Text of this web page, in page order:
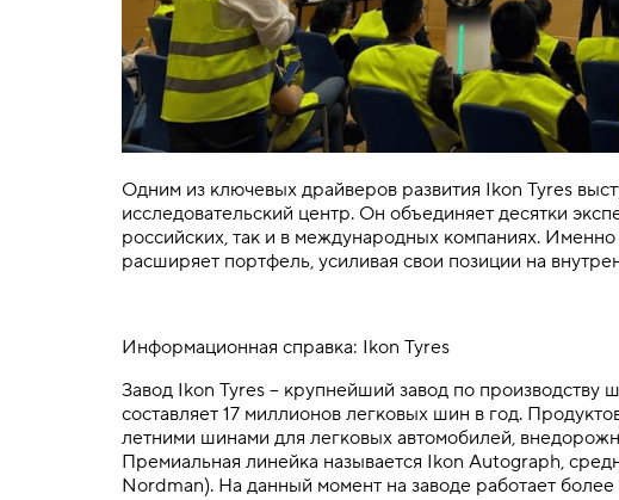
Одним из ключевых драйверов развития Ikon Tyres
исследовательский центр. Он объединяет десятки
российских, так и в международных компаниях.
расширяет портфель, усиливая свои позиции на
Информационная справка: Ikon Tyres
Завод Ikon Tyres – крупнейший завод по производству
составляет 17 миллионов легковых шин в год.
летними шинами для легковых автомобилей,
Премиальная линейка называется Ikon Autograph,
Nordman). На данный момент на заводе работает